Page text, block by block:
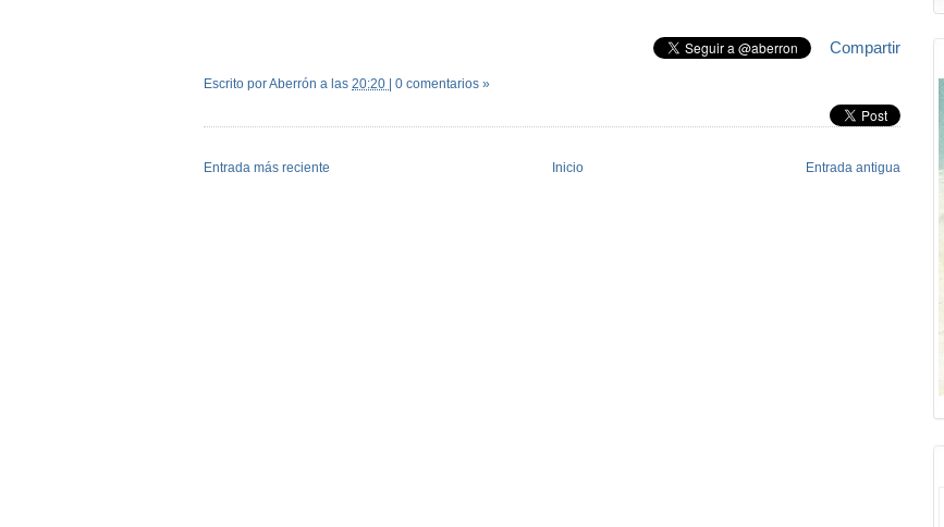
Compartir
Escrito por Aberrón a las 20:20 | 0 comentarios »
Entrada más reciente Entrada antigua
Inicio